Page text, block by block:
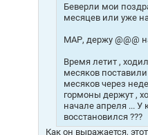
Беверли мои
месяцев или уже
МАР, держу @@@
Время летит ,
месяков
месяков через
гормоны держут ,
начале апреля ... У
восстановился ???
Как он выражается,